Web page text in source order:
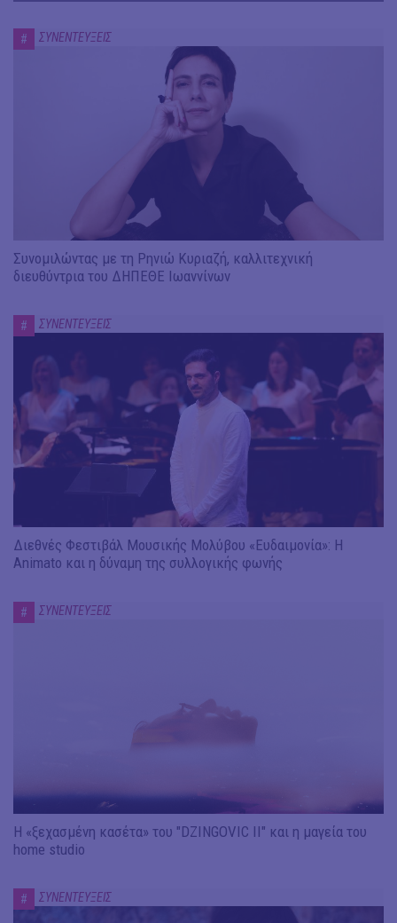
# ΣΥΝΕΝΤΕΥΞΕΙΣ
Συνομιλώντας με τη Ρηνιώ Κυριαζή, καλλιτεχνική
διευθύντρια του ΔΗΠΕΘΕ Ιωαννίνων
# ΣΥΝΕΝΤΕΥΞΕΙΣ
Διεθνές Φεστιβάλ Μουσικής Μολύβου «Ευδαιμονία»: Η
Animato και η δύναμη της συλλογικής φωνής
# ΣΥΝΕΝΤΕΥΞΕΙΣ
Η «ξεχασμένη κασέτα» του "DZINGOVIC II" και η μαγεία του
home studio
# ΣΥΝΕΝΤΕΥΞΕΙΣ